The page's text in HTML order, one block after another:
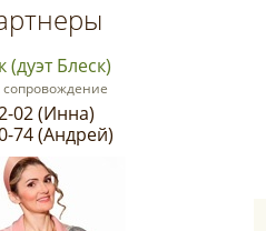
Блеск)
02 (Инна)
74 (Андрей)